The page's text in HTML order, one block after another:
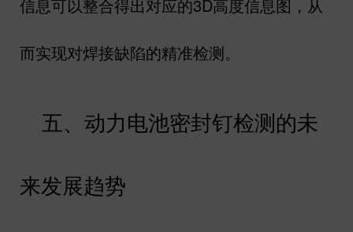
信息可以整合得出对应的3D高度信息图，从
而实现对焊接缺陷的精准检测。
五、动力电池密封钉检测的未
来发展趋势